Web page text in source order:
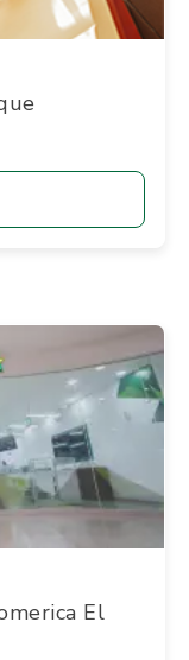
El